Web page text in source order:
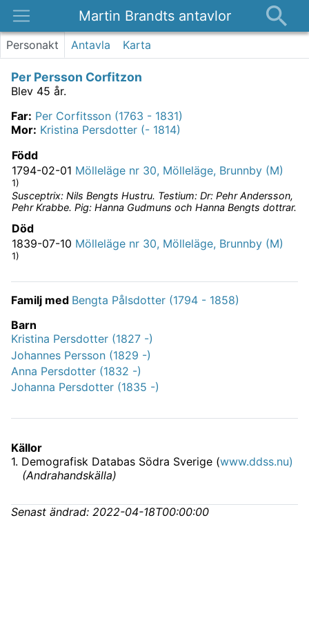
Martin Brandts antavlor
Platser
Om
Kontakt
Personakt Antavla Karta
Per Persson Corfitzon
Blev 45 år.
Far: Per Corfitsson (1763 - 1831)
Mor: Kristina Persdotter (- 1814)
Född
1794-02-01 Mölleläge nr 30, Mölleläge, Brunnby (M)
1)
Susceptrix: Nils Bengts Hustru. Testium: Dr: Pehr Andersson,
Pehr Krabbe. Pig: Hanna Gudmuns och Hanna Bengts dottrar.
Död
1839-07-10 Mölleläge nr 30, Mölleläge, Brunnby (M)
1)
Familj med Bengta Pålsdotter (1794 - 1858)
Barn
Kristina Persdotter (1827 -)
Johannes Persson (1829 -)
Anna Persdotter (1832 -)
Johanna Persdotter (1835 -)
Källor
1. Demografisk Databas Södra Sverige (www.ddss.nu)
(Andrahandskälla)
Senast ändrad: 2022-04-18T00:00:00